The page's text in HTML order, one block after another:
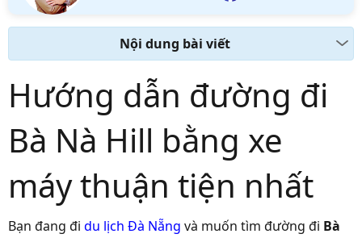
Nội dung bài viết
Hướng dẫn đường đi
Bà Nà Hill bằng xe
máy thuận tiện nhất
Bạn đang đi du lịch Đà Nẵng và muốn tìm đường đi Bà